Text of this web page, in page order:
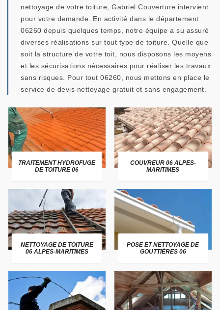
nettoyage de votre toiture, Gabriel Couverture intervient
pour votre demande. En activité dans le département
06260 depuis quelques temps, notre équipe a su assuré
diverses réalisations sur tout type de toiture. Quelle que
soit la structure de votre toit, nous disposons les moyens
et les sécurisations nécessaires pour réaliser les travaux
sans risques. Pour tout 06260, nous mettons en place le
service de devis nettoyage gratuit et sans engagement.
TRAITEMENT HYDROFUGE
DE TOITURE 06
COUVREUR 06 ALPES-
MARITIMES
NETTOYAGE DE TOITURE
06 ALPES-MARITIMES
POSE ET NETTOYAGE DE
GOUTTIÈRES 06